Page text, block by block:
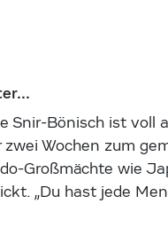
Snir-Bönisch ist voll
Wochen zum
Großmächte wie
„Du hast jede